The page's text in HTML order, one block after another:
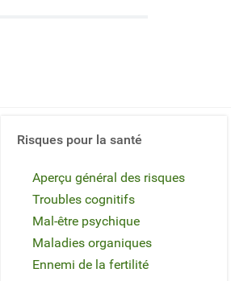
Risques pour la santé
Aperçu général des risques
Troubles cognitifs
Mal-être psychique
Maladies organiques
Ennemi de la fertilité